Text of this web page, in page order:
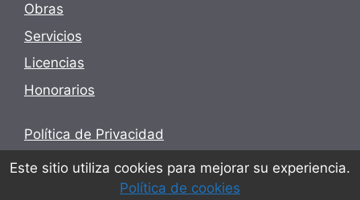
Este sitio utiliza cookies para mejorar su experiencia.
Política de cookies
Obras
Servicios
Licencias
Honorarios
Política de Privacidad
Términos y condiciones
Política de cookies